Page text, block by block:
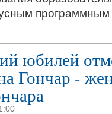
программным
юбилей
Гончар -